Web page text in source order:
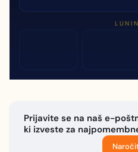
Prijavite se na naš e-
ki izveste za